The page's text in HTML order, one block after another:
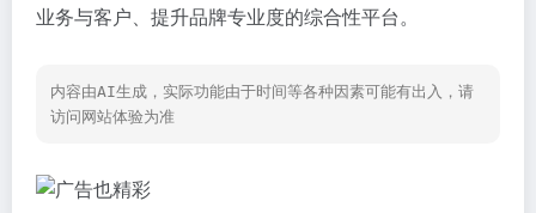
业务与客户、提升品牌专业度的综合性平台。
内容由AI生成，实际功能由于时间等各种因素可能有出入，请
访问网站体验为准